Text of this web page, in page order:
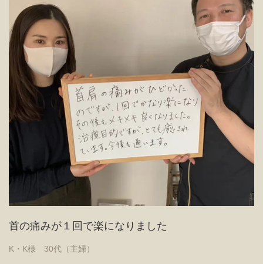
首の痛みが１回で楽になりました
K・K様 30代（主婦）